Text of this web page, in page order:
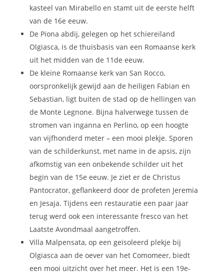
kasteel van Mirabello en stamt uit de eerste helft
van de 16e eeuw.
De Piona abdij, gelegen op het schiereiland
Olgiasca, is de thuisbasis van een Romaanse kerk
uit het midden van de 11de eeuw.
De kleine Romaanse kerk van San Rocco,
oorspronkelijk gewijd aan de heiligen Fabian en
Sebastian, ligt buiten de stad op de hellingen van
de Monte Legnone. Bijna halverwege tussen de
stromen van inganna en Perlino, op een hoogte
van vijfhonderd meter – een mooi plekje. Sporen
van de schilderkunst, met name in de apsis, zijn
afkomstig van een onbekende schilder uit het
begin van de 15e eeuw. Je ziet er de Christus
Pantocrator, geflankeerd door de profeten Jeremia
en Jesaja. Tijdens een restauratie een paar jaar
terug werd ook een interessante fresco van het
Laatste Avondmaal aangetroffen.
Villa Malpensata, op een geïsoleerd plekje bij
Olgiasca aan de oever van het Comomeer, biedt
een mooi uitzicht over het meer. Het is een 19e-